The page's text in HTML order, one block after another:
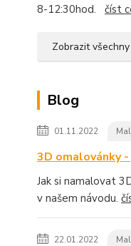
8-12:30hod. číst
Zobrazit
Blog
01.11.2022
3D omalovánky -
Jak si namalovat
v našem návodu.
22.01.2022